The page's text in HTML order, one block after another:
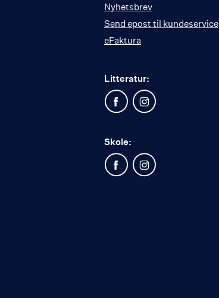
Nyhetsbrev
Send epost til kundeservice
eFaktura
Litteratur:
Skole: